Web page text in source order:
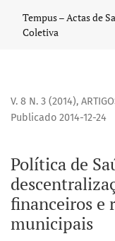
Política de Saúde
Tempus – Actas de
Coletiva
V. 8 N. 3 (2014),
Política de
financeiros e
municipais
Publicado 2014-12-24